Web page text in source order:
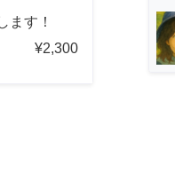
ます！
¥2,300